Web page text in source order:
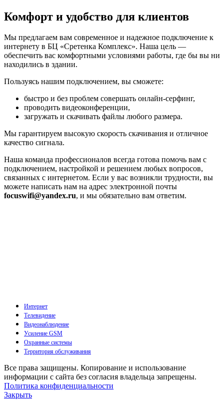
Комфорт и удобство для клиентов
Мы предлагаем вам современное и надежное подключение к
интернету в БЦ «Сретенка Комплекс». Наша цель —
обеспечить вас комфортными условиями работы, где бы вы ни
находились в здании.
Пользуясь нашим подключением, вы сможете:
быстро и без проблем совершать онлайн-серфинг,
проводить видеоконференции,
загружать и скачивать файлы любого размера.
Мы гарантируем высокую скорость скачивания и отличное
качество сигнала.
Наша команда профессионалов всегда готова помочь вам с
подключением, настройкой и решением любых вопросов,
связанных с интернетом. Если у вас возникли трудности, вы
можете написать нам на адрес электронной почты
focuswifi@yandex.ru, и мы обязательно вам ответим.
Интернет
Телевидение
Видеонаблюдение
Усиление GSM
Охранные системы
Территория обслуживания
Все права защищены. Копирование и использование
информации с сайта без согласия владельца запрещены.
Политика конфиденциальности
Закрыть